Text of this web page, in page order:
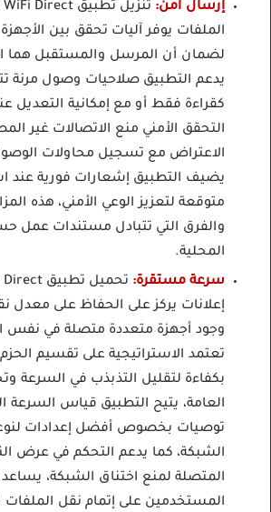
إرسال آمن:
الملفات يوفر آليات تحقق بين
لضمان أن المرسل والمستقبل هما
يدعم التطبيق صلاحيات وصول مرنة
كقراءة فقط أو مع إمكانية التعديل
التحقق الأمني منع الاتصالات غير
الاعتراض مع تسجيل محاولات
يضيف التطبيق إشعارات فورية عند
متوقعة لتعزيز الوعي الأمني، هذه
والفرق التي تتبادل مستندات عمل
المحلية.
سرعة مستقرة:
إعلانات يركز على الحفاظ على معدل
وجود أجهزة متعددة متصلة في نفس
تعتمد الاستراتيجية على تقسيم الحزم
بكفاءة لتقليل التذبذب في السرعة
العامة، يتيح التطبيق قياس السرعة
توصيات بخصوص أفضل إعدادات
الشبكة، كما يدعم التحكم في عرض
المتصلة لمنع اختناق الشبكة، يساعد
المستخدمين على إتمام نقل الملفات